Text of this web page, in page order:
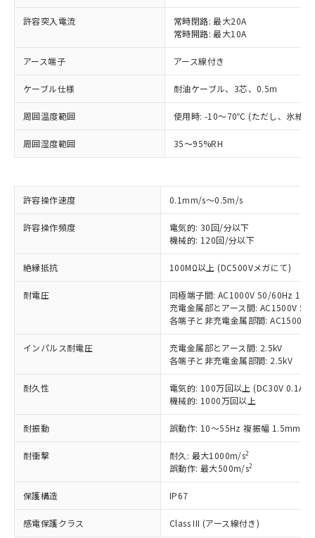
許容突入電流
常時閉路: 最大20A
常時開路: 最大10A
アース端子 アース線付き
ケーブル仕様 耐油ケーブル、3芯、0.5m
周囲温度範囲 使用時: -10～70℃ (ただし、氷結し
周囲湿度範囲 35～95%RH
許容操作速度 0.1mm/s～0.5m/s
許容操作頻度
電気的: 30回/分以下
機械的: 120回/分以下
絶縁抵抗 100MΩ以上 (DC500Vメガにて)
耐電圧
同極端子間: AC1000V 50/60Hz
充電金属部とアース間: AC1500V
各端子と非充電金属部間: AC1500V
インパルス耐電圧
充電金属部とアース間: 2.5kV
各端子と非充電金属部間: 2.5kV
耐久性
電気的: 100万回以上 (DC30V 0.1A)
機械的: 1000万回以上
耐振動 誤動作: 10～55Hz 複振幅 1.5mm
耐衝撃 耐久: 最大1000m/s2
誤動作: 最大500m/s2
保護構造 IP67
感電保護クラス Class III (アース線付き)
ご利用条件
以下の条件をお読みいただき、同意のうえ
本サービスは、当社制御機器事業取扱
商品の当社在庫状況および標準価格
(税抜)を提供させていただくもので
当社制御機器事業取扱商品の中には、
本サービスの対象外となる商品もある
ことをご了承ください。
在庫状況および標準価格照会結果は、
記載している更新日時点での社内デー
タに基づき作成されるものであり、閲
覧された時点での実際の在庫および標
準価格とは異なる場合があることをご
了承ください。
※1 対応状況
対応済み：EU RoHS指令（10物質）の
非含有に対応した製品が提供可能な商品で
対応予定：EU RoHS指令（10物質）の非含
有に対応した製品に切り替える予定のある
対応予定なし：EU RoHS指令（10物質）の
非含有に非対応の商品で、対応品を出す予
調査・確認中：EU RoHS指令（10物質）の
非含有の対応状況を調査中または確認中の
非該当品：ライセンス料など無形物で、有
害物質有無と関係のない商品です。
仕入先様の事情により、非含有部品として
いたものが、含有品と判明した場合などや
むを得ず変更することがあります。
鉛(Pb) 1000ppm以下、 水銀(Hg) 1000ppm以下、 カド
ミウム(Cd) 100ppm以下、
六価クロム(Cr(Ⅵ)) 1000ppm以下、ポリ臭化ビフェニル
類(PBB) 1000ppm以下、ポリ臭化ジフェニルエーテル類
(PBDE) 1000ppm以下、フタル酸ビス(2-エチルヘキシ
「○」：最大均質材料含有率が中国RoHSの
基準値以下であることを示します。
「×」：最大均質材料含有率が中国RoHSの
基準値を超えていることを示します。
「－」：未確認です。当社販売部門へお問
*中国RoHS10物質の基準値 (GB/T26572)：
Pb(鉛) :1000ppm、 Hg(水銀) : 1000ppm、 Cd(カドミウ
Cr(Ⅵ)(六価クロム) : 1000ppm、 PBBs(ポリ臭化ビフェ
ニル類) : 1000ppm、 PBDEs(ポリ臭化ジフェニルエーテ
当社は、これら貴社製品のうち、外国
為替および外国貿易法に定める商品
（以下｢規制貨物等」という）を輸出
または国外への提供する場合は、日本
国政府の輸出許可(または役務取引許
可)を取得するなどの必要な手続きを
とります。